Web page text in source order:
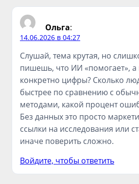
Ольга:
14.06.2026 в 04:27
Слушай, тема крутая, но
пишешь, что ИИ «помогает», а
конкретно цифры? Сколько
быстрее по сравнению с
методами, какой процент
Без данных это просто
ссылки на исследования или
иначе поверить сложно.
Войдите, чтобы ответить